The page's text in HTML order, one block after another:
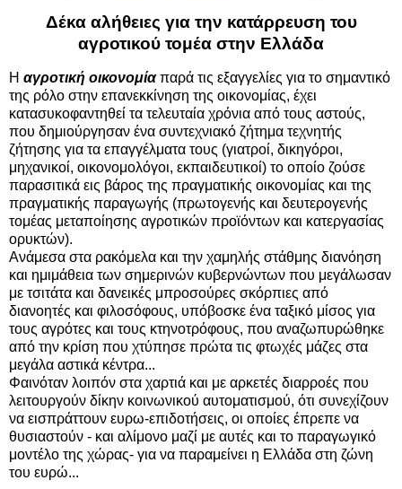
Δέκα αλήθειες για την κατάρρευση του
αγροτικού τομέα στην Ελλάδα
Η αγροτική οικονομίαπαρά τις εξαγγελίες για το σημαντικό
της ρόλο στην επανεκκίνηση της οικονομίας, έχει
κατασυκοφαντηθεί τα τελευταία χρόνια από τους αστούς,
που δημιούργησαν ένα συντεχνιακό ζήτημα τεχνητής
ζήτησης για τα επαγγέλματα τους (γιατροί, δικηγόροι,
μηχανικοί, οικονομολόγοι, εκπαιδευτικοί) το οποίο ζούσε
παρασιτικά εις βάρος της πραγματικής οικονομίας και της
πραγματικής παραγωγής (πρωτογενής και δευτερογενής
τομέας μεταποίησης αγροτικών προϊόντων και κατεργασίας
ορυκτών).
Ανάμεσα στα ρακόμελα και την χαμηλής στάθμης διανόηση
και ημιμάθεια των σημερινών κυβερνώντων που μεγάλωσαν
με τσιτάτα και δανεικές μπροσούρες σκόρπιες από
διανοητές και φιλοσόφους, υπόβοσκε ένα ταξικό μίσος για
τους αγρότες και τους κτηνοτρόφους, που αναζωπυρώθηκε
από την κρίση που χτύπησε πρώτα τις φτωχές μάζες στα
μεγάλα αστικά κέντρα...
Φαινόταν λοιπόν στα χαρτιά και με αρκετές διαρροές που
λειτουργούν δίκην κοινωνικού αυτοματισμού, ότι συνεχίζουν
να εισπράττουν ευρω-επιδοτήσεις, οι οποίες έπρεπε να
θυσιαστούν - και αλίμονο μαζί με αυτές και το παραγωγικό
μοντέλο της χώρας- για να παραμείνει η Ελλάδα στη ζώνη
του ευρώ...